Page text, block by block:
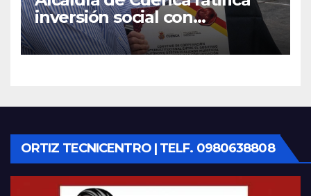
inversión social con
fundaciones e instituciones
locales
ORTIZ TECNICENTRO | TELF. 0980638808